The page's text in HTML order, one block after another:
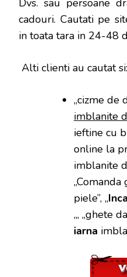
Dvs. sau persoane
cadouri. Cautati pe
in toata tara in 24-48
Alti clienti au cautat si:
„cizme de
imblanite
ieftine cu
online la
imblanite
piele”, „
„, „ghete
iarna